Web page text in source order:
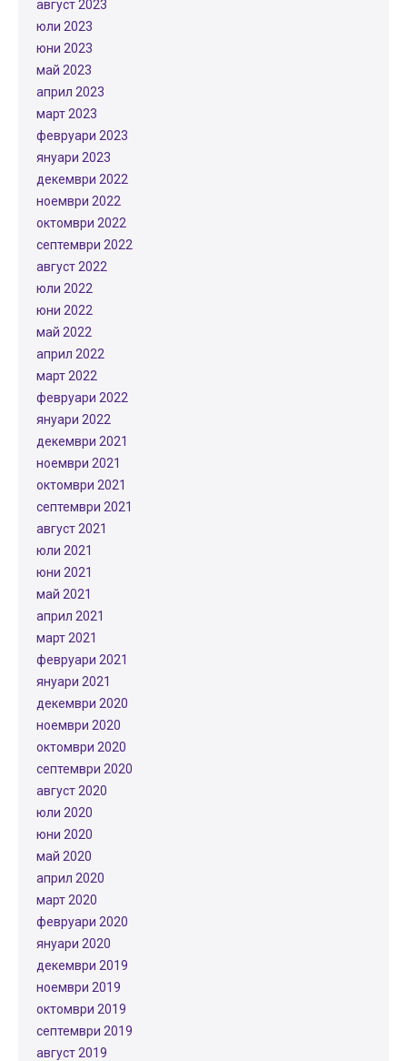
август 2023
юли 2023
юни 2023
май 2023
април 2023
март 2023
февруари 2023
януари 2023
декември 2022
ноември 2022
октомври 2022
септември 2022
август 2022
юли 2022
юни 2022
май 2022
април 2022
март 2022
февруари 2022
януари 2022
декември 2021
ноември 2021
октомври 2021
септември 2021
август 2021
юли 2021
юни 2021
май 2021
април 2021
март 2021
февруари 2021
януари 2021
декември 2020
ноември 2020
октомври 2020
септември 2020
август 2020
юли 2020
юни 2020
май 2020
април 2020
март 2020
февруари 2020
януари 2020
декември 2019
ноември 2019
октомври 2019
септември 2019
август 2019